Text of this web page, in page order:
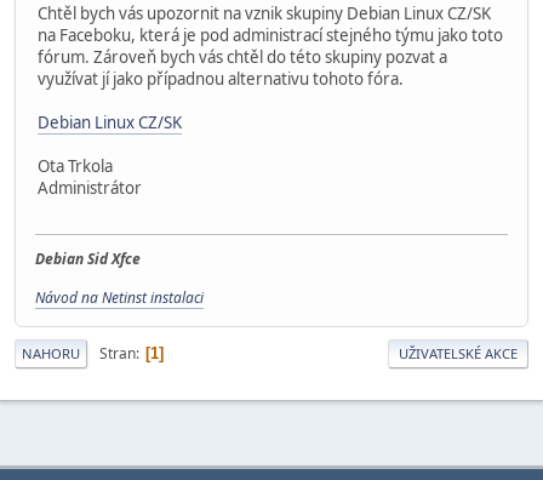
Chtěl bych vás upozornit na vznik skupiny Debian Linux CZ/SK
na Faceboku, která je pod administrací stejného týmu jako toto
fórum. Zároveň bych vás chtěl do této skupiny pozvat a
využívat jí jako případnou alternativu tohoto fóra.
Debian Linux CZ/SK
Ota Trkola
Administrátor
Debian Sid Xfce
Návod na Netinst instalaci
NAHORU Stran 1 UŽIVATELSKÉ AKCE